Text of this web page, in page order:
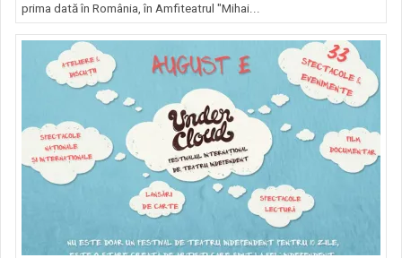
prima dată în România, în Amfiteatrul "Mihai...